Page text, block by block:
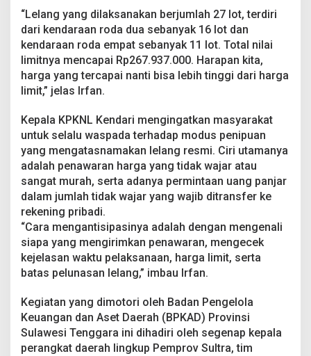
“Lelang yang dilaksanakan berjumlah 27 lot, terdiri
dari kendaraan roda dua sebanyak 16 lot dan
kendaraan roda empat sebanyak 11 lot. Total nilai
limitnya mencapai Rp267.937.000. Harapan kita,
harga yang tercapai nanti bisa lebih tinggi dari harga
limit,” jelas Irfan.
Kepala KPKNL Kendari mengingatkan masyarakat
untuk selalu waspada terhadap modus penipuan
yang mengatasnamakan lelang resmi. Ciri utamanya
adalah penawaran harga yang tidak wajar atau
sangat murah, serta adanya permintaan uang panjar
dalam jumlah tidak wajar yang wajib ditransfer ke
rekening pribadi.
“Cara mengantisipasinya adalah dengan mengenali
siapa yang mengirimkan penawaran, mengecek
kejelasan waktu pelaksanaan, harga limit, serta
batas pelunasan lelang,” imbau Irfan.
Kegiatan yang dimotori oleh Badan Pengelola
Keuangan dan Aset Daerah (BPKAD) Provinsi
Sulawesi Tenggara ini dihadiri oleh segenap kepala
perangkat daerah lingkup Pemprov Sultra, tim